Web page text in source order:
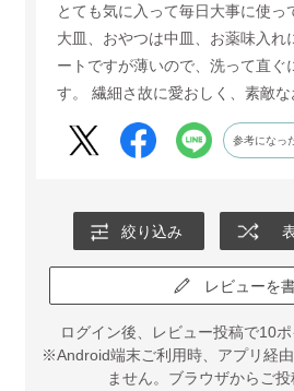
とても気に入って毎日大事に使っ
大皿、おやつは中皿、お薬味入
ートですが薄いので、洗って直ぐ
す。 繊細さ故に愛おしく、素敵な
参考になっ
絞り込み
レビューを
ログイン後、レビュー投稿で10
※Android端末ご利用時、アプリ経
ません。ブラウザからご投